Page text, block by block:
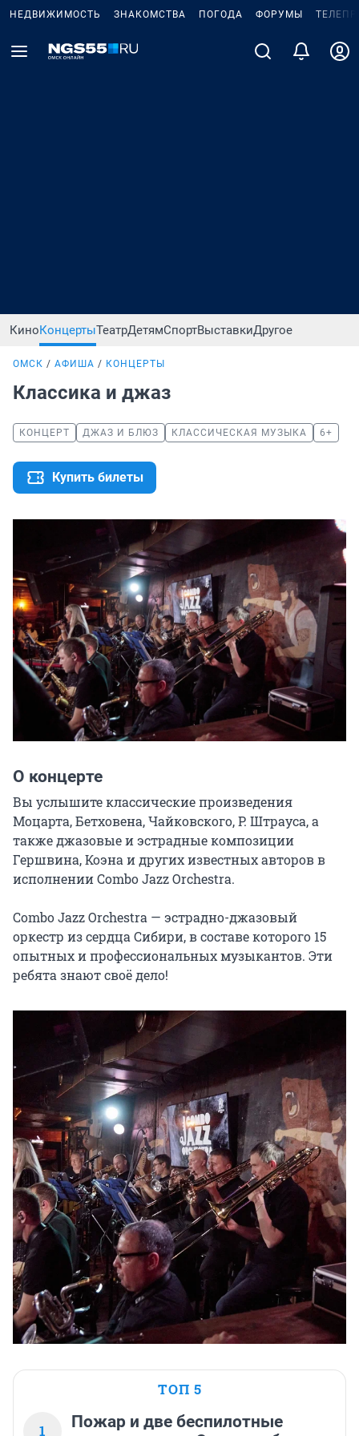
НЕДВИЖИМОСТЬ ЗНАКОМСТВА ПОГОДА ФОРУМЫ
КиноКонцертыТеатрДетямСпортВыставкиДругое
ОМСК АФИША КОНЦЕРТЫ
Классика и джаз
КОНЦЕРТ ДЖАЗ И БЛЮЗ КЛАССИЧЕСКАЯ МУЗЫКА 6+
Купить билеты
О концерте
Вы услышите классические произведения
Моцарта, Бетховена, Чайковского, Р. Штрауса, а
также джазовые и эстрадные композиции
Гершвина, Коэна и других известных авторов в
исполнении Combo Jazz Orchestra.
Combo Jazz Orchestra — эстрадно-джазовый
оркестр из сердца Сибири, в составе которого 15
опытных и профессиональных музыкантов. Эти
ребята знают своё дело!
ТОП 5
1
Пожар и две беспилотные